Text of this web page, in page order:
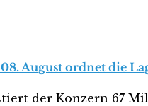
August ordnet die
der Konzern 67